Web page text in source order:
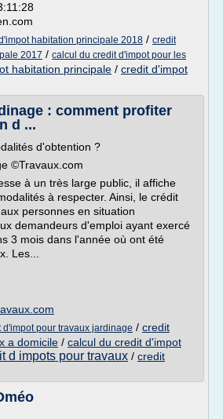
habitation principale 2018 / credit
2017 / calcul du credit d'impot pour les
habitation principale / credit d'impot
: comment profiter
d ...
d'obtention ?
©Travaux.com
à un très large public, il affiche
à respecter. Ainsi, le crédit
personnes en situation
demandeurs d'emploi ayant exercé
3 mois dans l'année où ont été
Les...
d'impot pour travaux jardinage / credit
a domicile / calcul du credit d'impot
d impots pour travaux / credit